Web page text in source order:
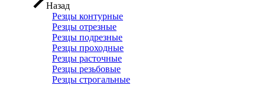
Назад
Резцы контурные
Резцы отрезные
Резцы подрезные
Резцы проходные
Резцы расточные
Резцы резьбовые
Резцы строгальные